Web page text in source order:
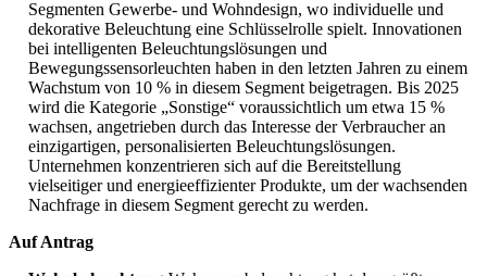
Segmenten Gewerbe- und Wohndesign, wo individuelle und
dekorative Beleuchtung eine Schlüsselrolle spielt. Innovationen
bei intelligenten Beleuchtungslösungen und
Bewegungssensorleuchten haben in den letzten Jahren zu einem
Wachstum von 10 % in diesem Segment beigetragen. Bis 2025
wird die Kategorie „Sonstige“ voraussichtlich um etwa 15 %
wachsen, angetrieben durch das Interesse der Verbraucher an
einzigartigen, personalisierten Beleuchtungslösungen.
Unternehmen konzentrieren sich auf die Bereitstellung
vielseitiger und energieeffizienter Produkte, um der wachsenden
Nachfrage in diesem Segment gerecht zu werden.
Auf Antrag